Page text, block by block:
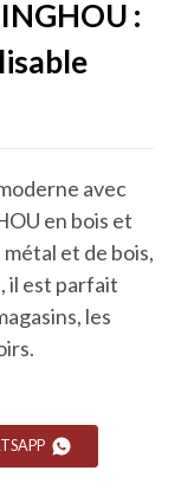
:
avec
en bois et
et de bois,
il est parfait
les